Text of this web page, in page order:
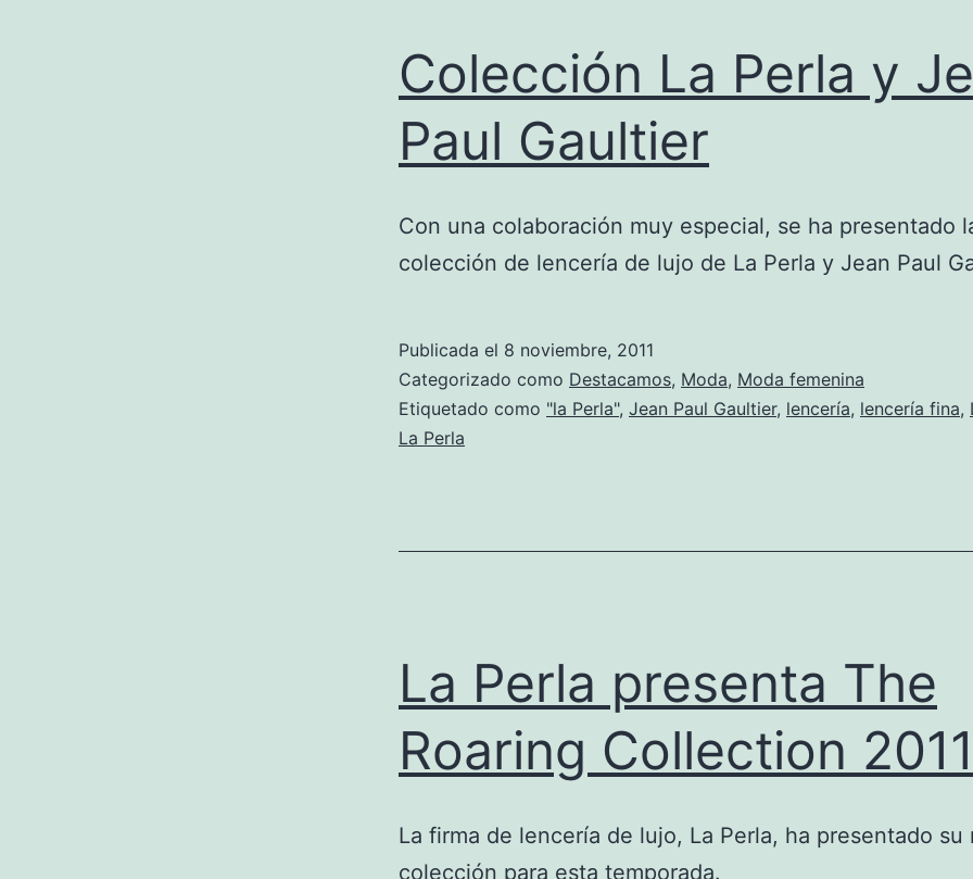
Colección La Perla y
Paul Gaultier
Con una colaboración muy especial, se ha presentado
colección de lencería de lujo de La Perla y Jean Paul
Publicada el 8 noviembre, 2011
Categorizado como Destacamos, Moda, Moda femenina
Etiquetado como "la Perla", Jean Paul Gaultier, lencería, lencería fina,
La Perla
La Perla presenta The
Roaring Collection 2011
La firma de lencería de lujo, La Perla, ha presentado su
colección para esta temporada.